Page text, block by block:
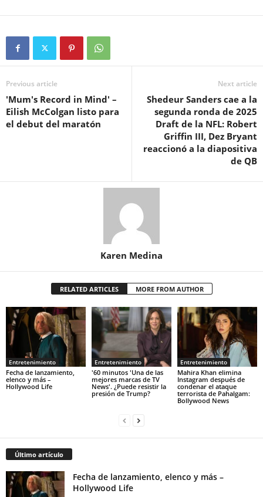
Previous article
'Mum's Record in Mind' –
Eilish McColgan listo para
el debut del maratón
Next article
Shedeur Sanders cae a la
segunda ronda de 2025
Draft de la NFL: Robert
Griffin III, Dez Bryant
reaccionó a la diapositiva
de QB
Karen Medina
RELATED ARTICLES MORE FROM AUTHOR
Entretenimiento
Fecha de lanzamiento,
elenco y más –
Hollywood Life
Entretenimiento
'60 minutos 'Una de las
mejores marcas de TV
News'. ¿Puede resistir la
presión de Trump?
Entretenimiento
Mahira Khan elimina
Instagram después de
condenar el ataque
terrorista de Pahalgam:
Bollywood News
Último artículo
Fecha de lanzamiento, elenco y más –
Hollywood Life